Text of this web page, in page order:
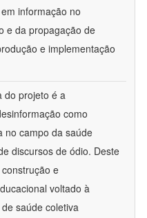
informação no
e da propagação de
e implementação
do projeto é a
como
no campo da saúde
discursos de ódio. Deste
e
voltado à
saúde coletiva